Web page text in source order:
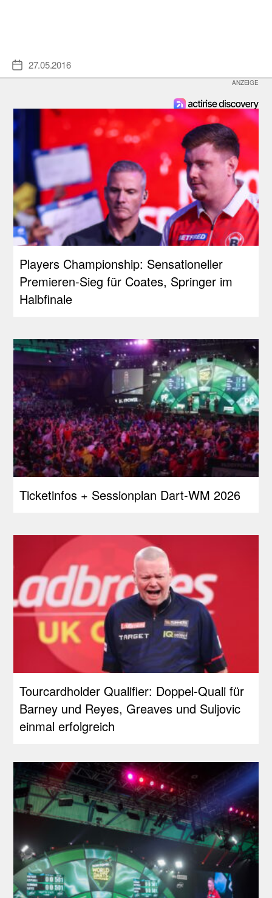
Veröffentlichungsdatum
27.05.2016
Players Championship: Sensationeller
Premieren-Sieg für Coates, Springer im
Halbfinale
Ticketinfos + Sessionplan Dart-WM 2026
Tourcardholder Qualifier: Doppel-Quali für
Barney und Reyes, Greaves und Suljovic
einmal erfolgreich